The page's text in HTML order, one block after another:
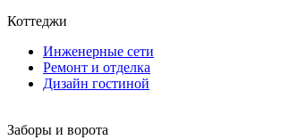
Коттеджи
Инженерные сети
Ремонт и отделка
Дизайн гостиной
Заборы и ворота